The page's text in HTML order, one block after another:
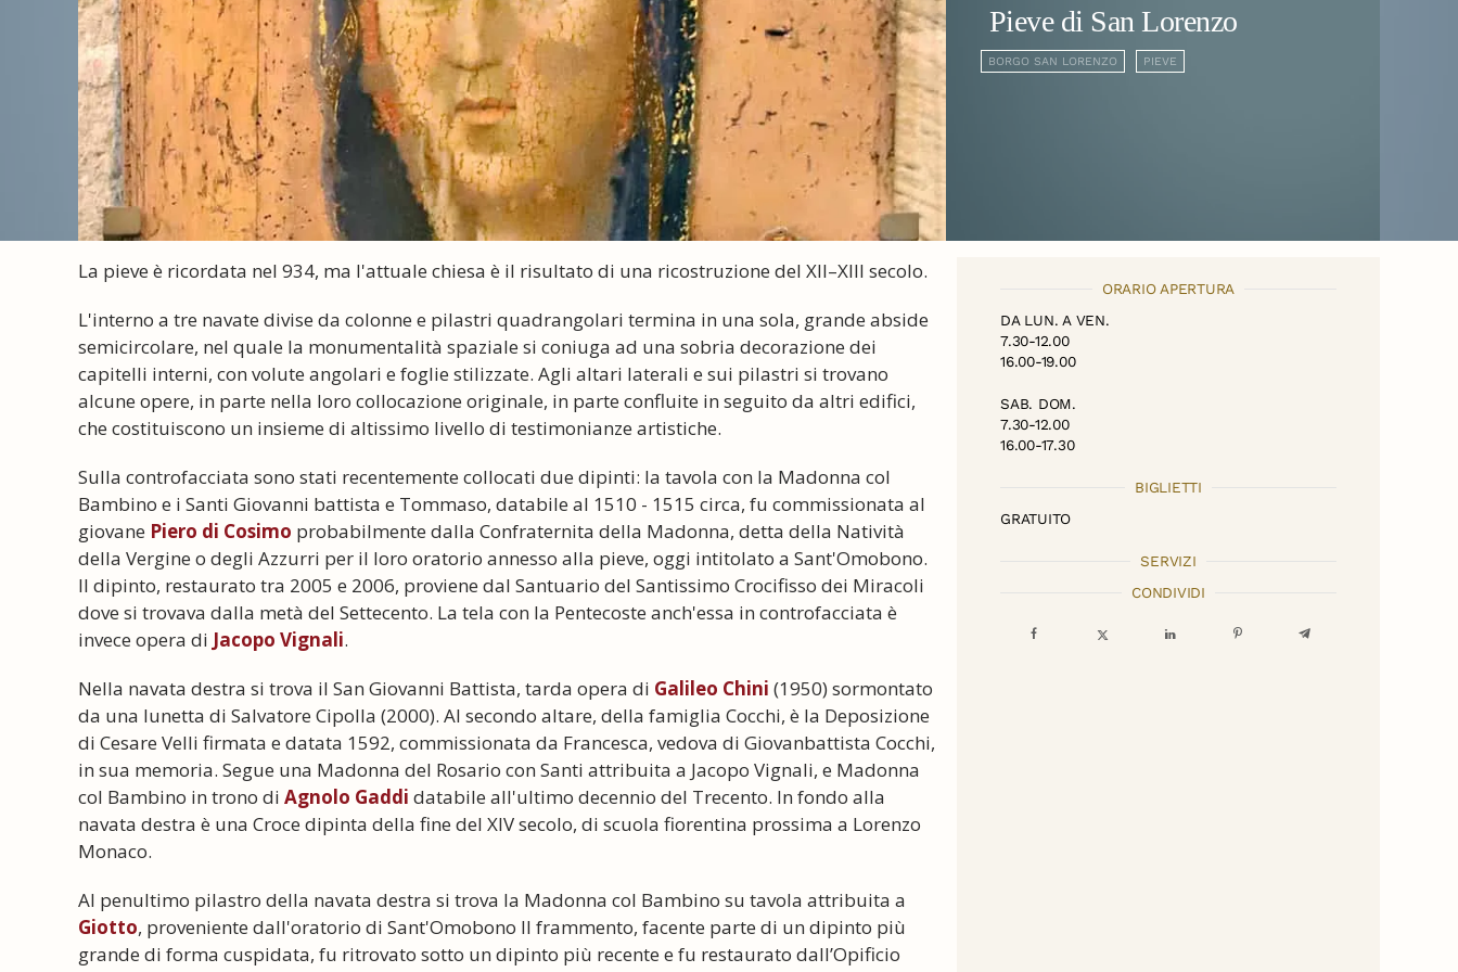
Pieve di San Lorenzo
BORGO SAN LORENZO PIEVE
La pieve è ricordata nel 934, ma l'attuale chiesa è il risultato di una ricostruzione del XII–XIII secolo.
L'interno a tre navate divise da colonne e pilastri quadrangolari termina in una sola, grande abside
semicircolare, nel quale la monumentalità spaziale si coniuga ad una sobria decorazione dei
capitelli interni, con volute angolari e foglie stilizzate. Agli altari laterali e sui pilastri si trovano
alcune opere, in parte nella loro collocazione originale, in parte confluite in seguito da altri edifici,
che costituiscono un insieme di altissimo livello di testimonianze artistiche.
Sulla controfacciata sono stati recentemente collocati due dipinti: la tavola con la Madonna col
Bambino e i Santi Giovanni battista e Tommaso, databile al 1510 - 1515 circa, fu commissionata al
giovane Piero di Cosimo probabilmente dalla Confraternita della Madonna, detta della Natività
della Vergine o degli Azzurri per il loro oratorio annesso alla pieve, oggi intitolato a Sant'Omobono.
Il dipinto, restaurato tra 2005 e 2006, proviene dal Santuario del Santissimo Crocifisso dei Miracoli
dove si trovava dalla metà del Settecento. La tela con la Pentecoste anch'essa in controfacciata è
invece opera di Jacopo Vignali.
Nella navata destra si trova il San Giovanni Battista, tarda opera di Galileo Chini (1950) sormontato
da una lunetta di Salvatore Cipolla (2000). Al secondo altare, della famiglia Cocchi, è la Deposizione
di Cesare Velli firmata e datata 1592, commissionata da Francesca, vedova di Giovanbattista Cocchi,
in sua memoria. Segue una Madonna del Rosario con Santi attribuita a Jacopo Vignali, e Madonna
col Bambino in trono di Agnolo Gaddi databile all'ultimo decennio del Trecento. In fondo alla
navata destra è una Croce dipinta della fine del XIV secolo, di scuola fiorentina prossima a Lorenzo
Monaco.
Al penultimo pilastro della navata destra si trova la Madonna col Bambino su tavola attribuita a
Giotto, proveniente dall'oratorio di Sant'Omobono Il frammento, facente parte di un dipinto più
grande di forma cuspidata, fu ritrovato sotto un dipinto più recente e fu restaurato dall’Opificio
ORARIO APERTURA
DA LUN. A VEN.
7.30-12.00
16.00-19.00
SAB. DOM.
7.30-12.00
16.00-17.30
BIGLIETTI
GRATUITO
SERVIZI
CONDIVIDI